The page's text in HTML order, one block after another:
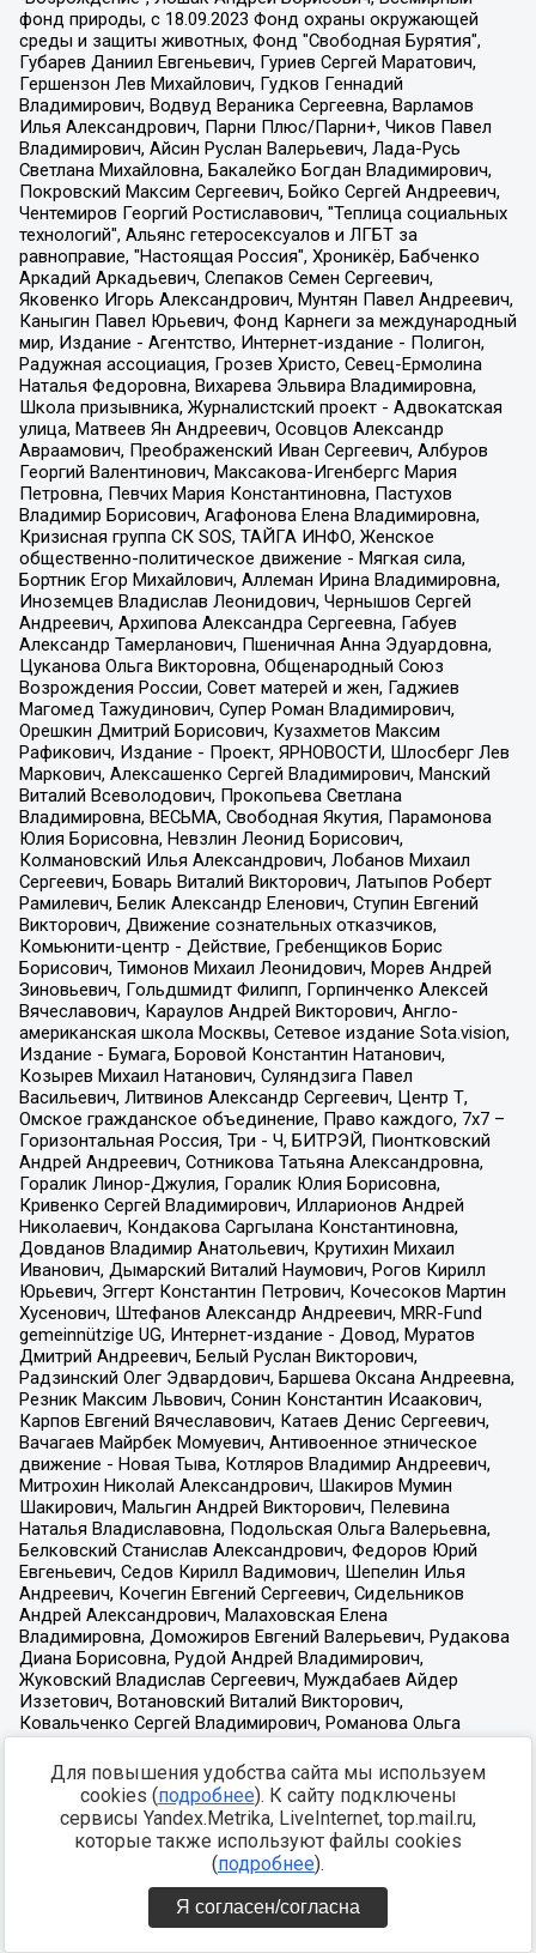
Для повышения удобства сайта мы используем
cookies (подробнее). К сайту подключены
сервисы Yandex.Metrika, LiveInternet, top.mail.ru,
которые также используют файлы cookies
(подробнее).
Я согласен/согласна